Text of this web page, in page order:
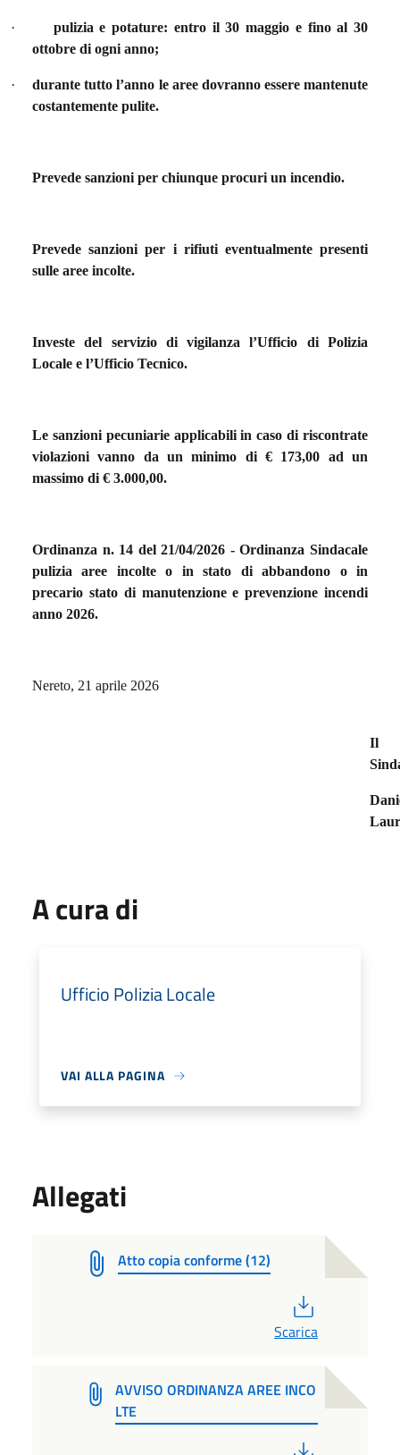
·
pulizia e potature: entro il 30 maggio e fino al 30
ottobre di ogni anno;
·
durante tutto l’anno le aree dovranno essere mantenute
costantemente pulite.
Prevede sanzioni per chiunque procuri un incendio.
Prevede sanzioni per i rifiuti eventualmente presenti
sulle aree incolte.
Investe del servizio di vigilanza l’Ufficio di Polizia
Locale e l’Ufficio Tecnico.
Le sanzioni pecuniarie applicabili in caso di riscontrate
violazioni vanno da un minimo di € 173,00 ad un
massimo di € 3.000,00.
Ordinanza n. 14 del 21/04/2026 - Ordinanza Sindacale
pulizia aree incolte o in stato di abbandono o in
precario stato di manutenzione e prevenzione incendi
anno 2026.
Nereto, 21 aprile 2026
Il
A cura di
Ufficio Polizia Locale
VAI ALLA PAGINA
Allegati
Atto copia conforme (12)
Scarica
AVVISO ORDINANZA AREE INCO
LTE